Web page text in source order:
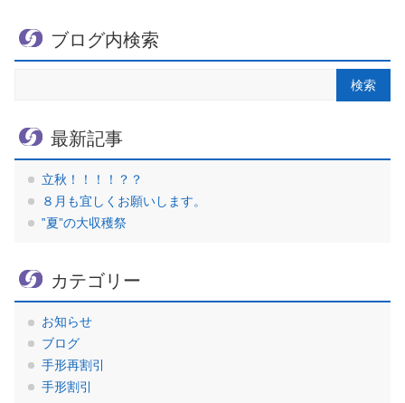
ブログ内検索
最新記事
立秋！！！！？？
８月も宜しくお願いします。
‟夏”の大収穫祭
カテゴリー
お知らせ
ブログ
手形再割引
手形割引